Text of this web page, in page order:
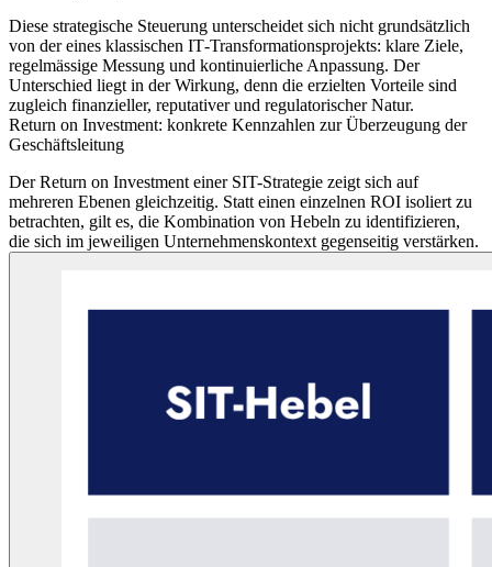
Diese strategische Steuerung unterscheidet sich nicht grundsätzlich
von der eines klassischen IT‑Transformationsprojekts: klare Ziele,
regelmässige Messung und kontinuierliche Anpassung. Der
Unterschied liegt in der Wirkung, denn die erzielten Vorteile sind
zugleich finanzieller, reputativer und regulatorischer Natur.
Return on Investment: konkrete Kennzahlen zur Überzeugung der
Geschäftsleitung
Der Return on Investment einer SIT-Strategie zeigt sich auf
mehreren Ebenen gleichzeitig. Statt einen einzelnen ROI isoliert zu
betrachten, gilt es, die Kombination von Hebeln zu identifizieren,
die sich im jeweiligen Unternehmenskontext gegenseitig verstärken.